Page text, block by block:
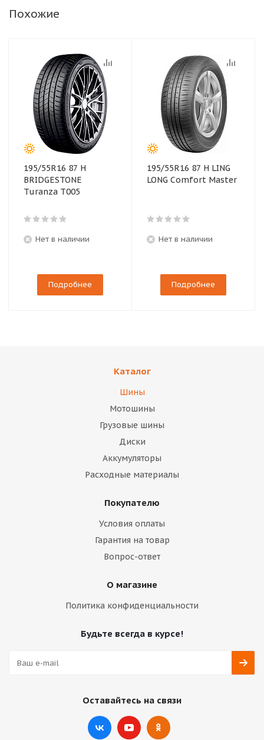
Похожие
195/55R16 87 H
BRIDGESTONE
Turanza T005
Нет в наличии
Подробнее
195/55R16 87 H LING
LONG Comfort Master
Нет в наличии
Подробнее
Каталог
Шины
Мотошины
Грузовые шины
Диски
Аккумуляторы
Расходные материалы
Покупателю
Условия оплаты
Гарантия на товар
Вопрос-ответ
О магазине
Политика конфиденциальности
Будьте всегда в курсе!
Оставайтесь на связи